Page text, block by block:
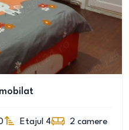
Etajul 4 2 camere